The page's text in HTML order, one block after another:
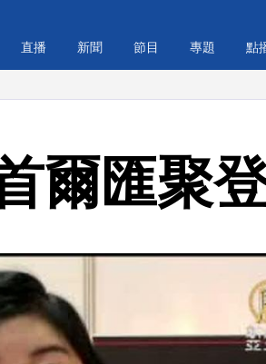
直播 新聞 節目 專題 點
爾匯聚